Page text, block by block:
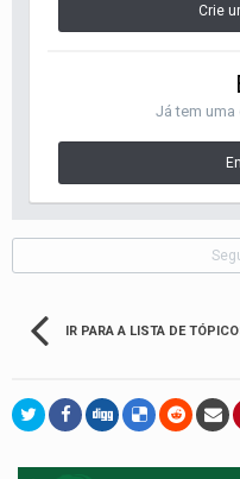
Crie
Já tem uma
IR PARA A LISTA DE